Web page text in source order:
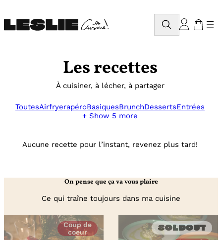
au
contenu
Rechercher
Les recettes
À cuisiner, à lécher, à partager
ToutesAirfryerapéroBasiquesBrunchDessertsEntrées
+ Show 5 more
Aucune recette pour l’instant, revenez plus tard!
On pense que ça va vous plaire
Ce qui traîne toujours dans ma cuisine
Coup de
coeur
Soldout